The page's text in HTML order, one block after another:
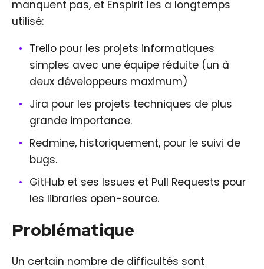
manquent pas, et Enspirit les a longtemps
utilisé:
Trello pour les projets informatiques
simples avec une équipe réduite (un à
deux développeurs maximum)
Jira pour les projets techniques de plus
grande importance.
Redmine, historiquement, pour le suivi de
bugs.
GitHub et ses Issues et Pull Requests pour
les libraries open-source.
Problématique
Un certain nombre de difficultés sont